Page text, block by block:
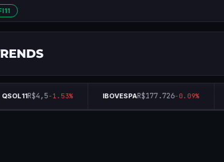
R$4,5-1.53% IBOVESPAR$177.726-0.09%